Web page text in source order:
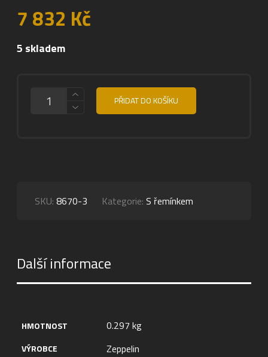
7 832 Kč
5 skladem
PŘIDAT DO KOŠÍKU
SKU:8670-3 Kategorie:S řemínkem
Další informace
HMOTNOST 0.297 kg
VÝROBCE Zeppelin